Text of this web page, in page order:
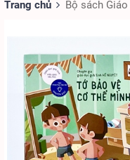
Trang chủ Bộ sách